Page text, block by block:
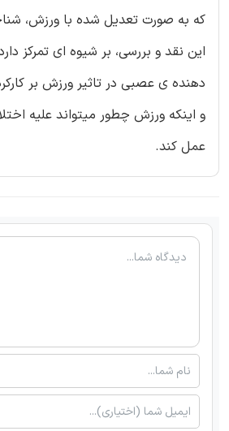
که به صورت تعدیل شده با ورزش،
این نقد و بررسی، بر شیوه ای تمرکز
دهنده ی عصبی در تاثیر ورزش بر
و اینکه ورزش چطور میتواند علیه
عمل کند.